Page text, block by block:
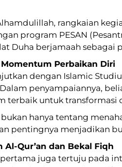
rangkaian
program PESAN
Duha berjamaah
Momentum Perbaikan Diri
dengan Islamic
penyampaiannya,
terbaik untuk transformasi
bukan hanya tentang
pentingnya menjadikan
Al-Qur’an dan Bekal Fiqh
juga tertuju pada